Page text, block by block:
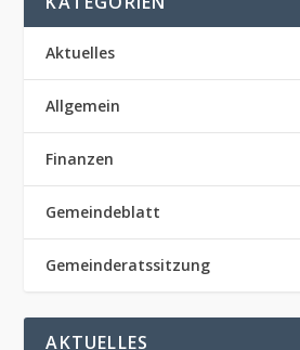
Aktuelles
Allgemein
Finanzen
Gemeindeblatt
Gemeinderatssitzung
AKTUELLES